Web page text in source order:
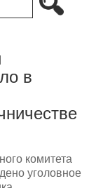
в
комитета
уголовное